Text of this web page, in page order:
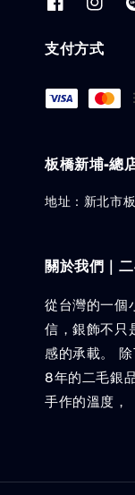
支付方式
板橋新埔-總
地址：新北市
關於我們｜
從台灣的一個
信，銀飾不只
感的承載。
8年的二毛銀
手作的溫度，